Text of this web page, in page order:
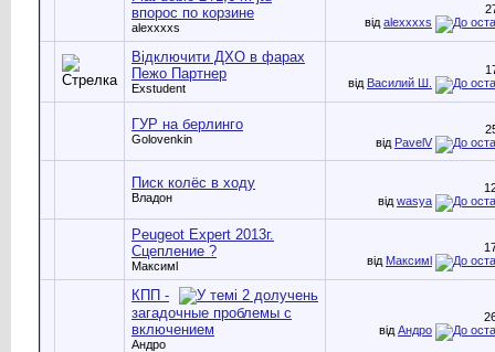
впорос по корзине
alexxxxs
від alexxxxs
Відключити ДХО в фарах
Пежо Партнер
Exstudent
від Василий Ш.
ГУР на берлинго
Golovenkin
від PavelV
Писк колёс в ходу
Владон
від wasya
Peugeot Expert 2013г.
Сцепление ?
Максимl
від Максимl
КПП -
загадочные проблемы с
включением
Андро
від Андро